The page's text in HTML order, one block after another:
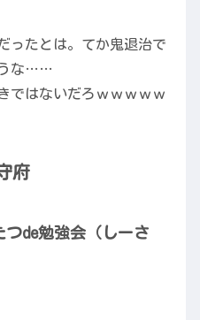
ったとは。てか鬼退治で
うな……
ではないだろｗｗｗｗｗ
府
つde勉強会（しーさ